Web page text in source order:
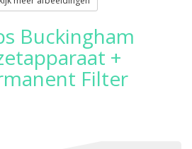
Buckingham
+
Filter